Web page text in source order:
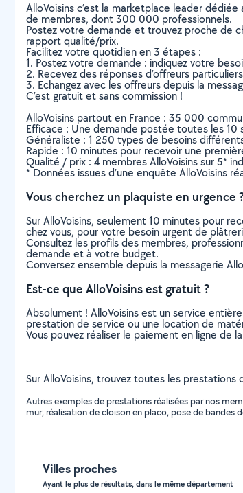
AlloVoisins c’est la marketplace leader
de membres, dont 300 000 professionnels.
Postez votre demande et trouvez proche de
rapport qualité/prix.
Facilitez votre quotidien en 3 étapes :
1. Postez votre demande : indiquez votre
2. Recevez des réponses d’offreurs
3. Echangez avec les offreurs depuis la
C’est gratuit et sans commission !
AlloVoisins partout en France : 35 000
Efficace : Une demande postée toutes les
Généraliste : 1 250 types de besoins
Rapide : 10 minutes pour recevoir une
Qualité / prix : 4 membres AlloVoisins sur 5*
* Données issues d’une enquête AlloVoisins
Vous cherchez un plaquiste en urgence
Sur AlloVoisins, seulement 10 minutes pour
chez vous, pour votre besoin urgent de
Consultez les profils des membres,
demande et à votre budget.
Conversez ensemble depuis la messagerie
Est-ce que AlloVoisins est gratuit ?
Absolument ! AlloVoisins est un service
prestation de service ou une location de
Vous pouvez réaliser le paiement en ligne de
Sur AlloVoisins, trouvez toutes les
Autres exemples de prestations réalisées par nos
mur, réalisation de cloison en placo, pose de bandes
Villes proches
Ayant le plus de résultats, dans le même département